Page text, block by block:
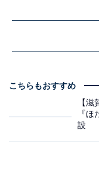
こちらもおすすめ
【
『
設